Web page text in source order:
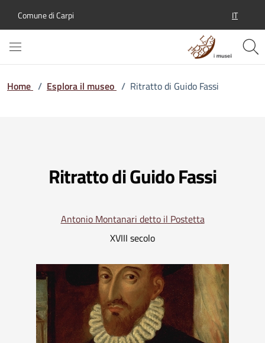
Comune di Carpi IT
Home / Esplora il museo / Ritratto di Guido Fassi
Ritratto di Guido Fassi
Antonio Montanari detto il Postetta
XVIII secolo